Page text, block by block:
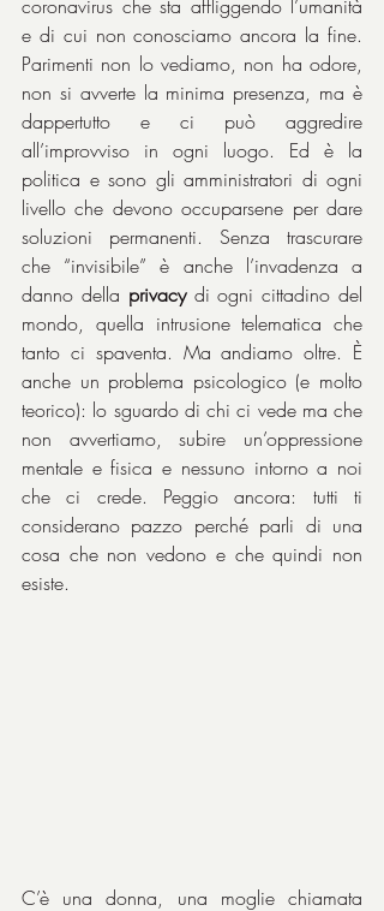
coronavirus che sta affliggendo l’umanità
e di cui non conosciamo ancora la fine.
Parimenti non lo vediamo, non ha odore,
non si avverte la minima presenza, ma è
dappertutto e ci può aggredire
all’improvviso in ogni luogo. Ed è la
politica e sono gli amministratori di ogni
livello che devono occuparsene per dare
soluzioni permanenti. Senza trascurare
che “invisibile” è anche l’invadenza a
danno della privacy di ogni cittadino del
mondo, quella intrusione telematica che
tanto ci spaventa. Ma andiamo oltre. È
anche un problema psicologico (e molto
teorico): lo sguardo di chi ci vede ma che
non avvertiamo, subire un’oppressione
mentale e fisica e nessuno intorno a noi
che ci crede. Peggio ancora: tutti ti
considerano pazzo perché parli di una
cosa che non vedono e che quindi non
esiste.